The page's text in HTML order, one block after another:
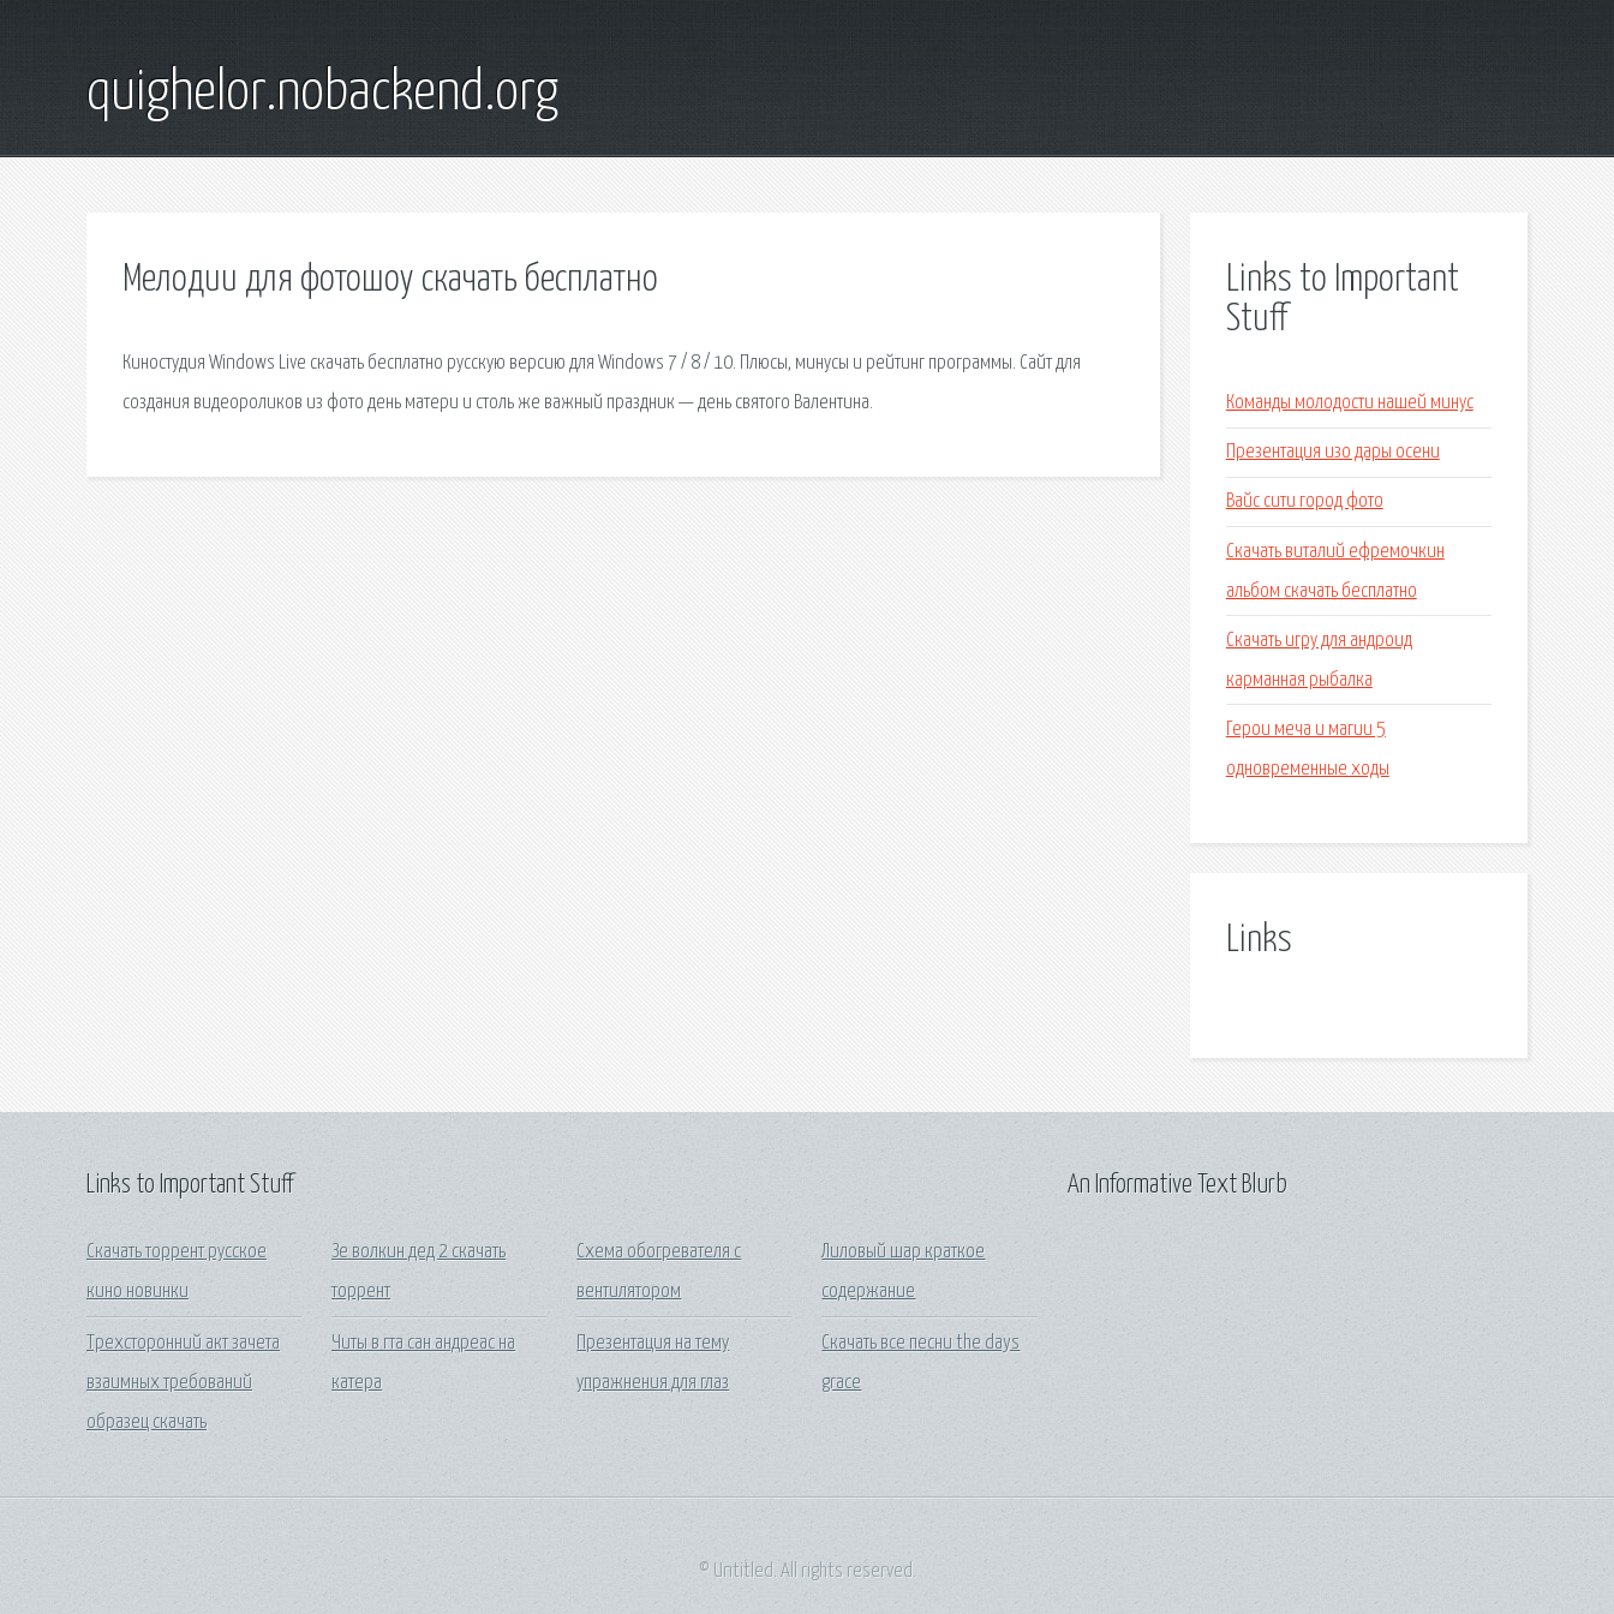
quighelor.nobackend.org
Мелодии для фотошоу скачать бесплатно
Киностудия Windows Live скачать бесплатно русскую версию для Windows 7 / 8 / 10. Плюсы, минусы и рейтинг программы. Сайт для
создания видеороликов из фото день матери и столь же важный праздник — день святого Валентина.
Links to Important
Stuff
Команды молодости нашей минус
Презентация изо дары осени
Вайс сити город фото
Скачать виталий ефремочкин
альбом скачать бесплатно
Скачать игру для андроид
карманная рыбалка
Герои меча и магии 5
одновременные ходы
Links
Links to Important Stuff
Скачать торрент русское
кино новинки
Трехсторонний акт зачета
взаимных требований
образец скачать
Зе волкин дед 2 скачать
торрент
Читы в гта сан андреас на
катера
Схема обогревателя с
вентилятором
Презентация на тему
упражнения для глаз
Лиловый шар краткое
содержание
Скачать все песни the days
grace
An Informative Text Blurb
© Untitled. All rights reserved.